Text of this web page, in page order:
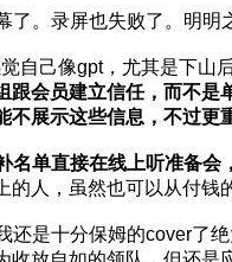
了。录屏也失败了。明明
自己像gpt，尤其是下山
跟会员建立信任，而不
不展示这些信息，不过更
名单直接在线上听准备会
的人，虽然也可以从付钱
还是十分保姆的cover了